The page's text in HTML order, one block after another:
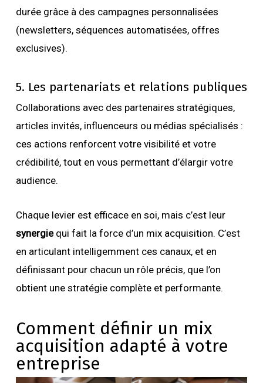
durée grâce à des campagnes personnalisées
(newsletters, séquences automatisées, offres
exclusives).
5. Les partenariats et relations publiques
Collaborations avec des partenaires stratégiques,
articles invités, influenceurs ou médias spécialisés :
ces actions renforcent votre visibilité et votre
crédibilité, tout en vous permettant d’élargir votre
audience.
Chaque levier est efficace en soi, mais c’est leur
synergiequi fait la force d’un mix acquisition. C’est
en articulant intelligemment ces canaux, et en
définissant pour chacun un rôle précis, que l’on
obtient une stratégie complète et performante.
Comment définir un mix
acquisition adapté à votre
entreprise